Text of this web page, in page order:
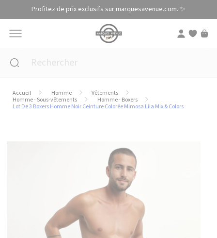
Profitez de prix exclusifs sur marquesavenue.com. ✨
Accueil Homme
Vêtements
Homme - Sous-vêtements
Homme - Boxers
Lot De 3 Boxers Homme Noir Ceinture Colorée Mimosa Lila Mix & Colors
Panneau de gestion des cookies